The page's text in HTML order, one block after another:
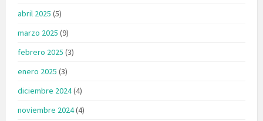
abril 2025 (5)
marzo 2025 (9)
febrero 2025 (3)
enero 2025 (3)
diciembre 2024(4)
noviembre 2024(4)